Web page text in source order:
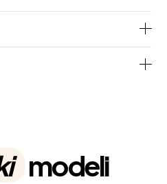
modeli